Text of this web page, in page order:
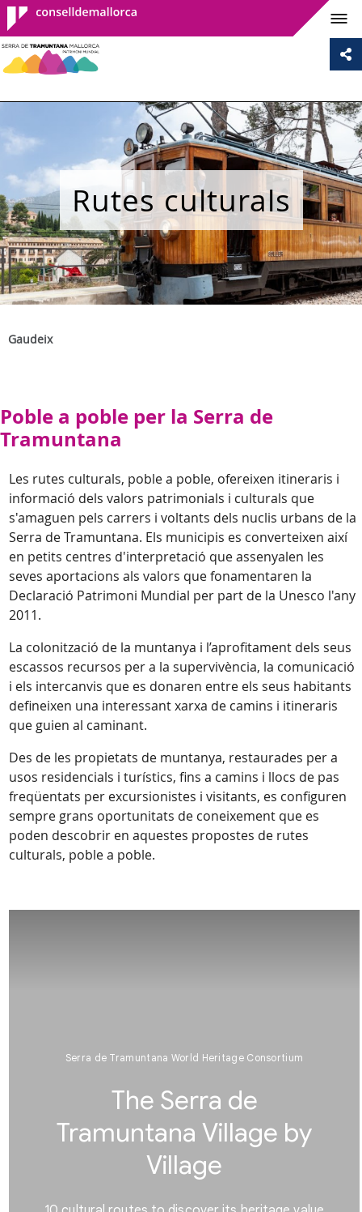
Consell de
Mallorca
Rutes culturals
Gaudeix
Poble a poble per la Serra de
Tramuntana
Les rutes culturals, poble a poble, ofereixen itineraris i
informació dels valors patrimonials i culturals que
s'amaguen pels carrers i voltants dels nuclis urbans de la
Serra de Tramuntana. Els municipis es converteixen així
en petits centres d'interpretació que assenyalen les
seves aportacions als valors que fonamentaren la
Declaració Patrimoni Mundial per part de la Unesco l'any
2011.
La colonització de la muntanya i l’aprofitament dels seus
escassos recursos per a la supervivència, la comunicació
i els intercanvis que es donaren entre els seus habitants
defineixen una interessant xarxa de camins i itineraris
que guien al caminant.
Des de les propietats de muntanya, restaurades per a
usos residencials i turístics, fins a camins i llocs de pas
freqüentats per excursionistes i visitants, es configuren
sempre grans oportunitats de coneixement que es
poden descobrir en aquestes propostes de rutes
culturals, poble a poble.